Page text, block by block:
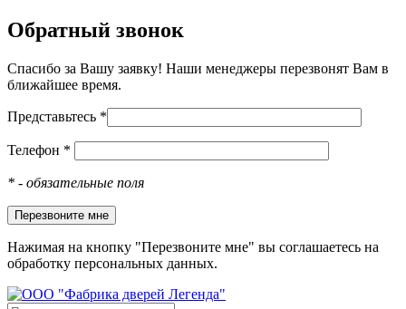
Обратный звонок
Спасибо за Вашу заявку! Наши менеджеры перезвонят Вам в
ближайшее время.
Представьтесь *
Телефон *
* - обязательные поля
Нажимая на кнопку "Перезвоните мне" вы соглашаетесь на
обработку персональных данных.